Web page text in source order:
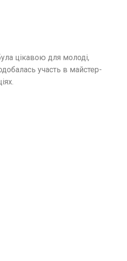
цікавою для молоді,
участь в майстер-